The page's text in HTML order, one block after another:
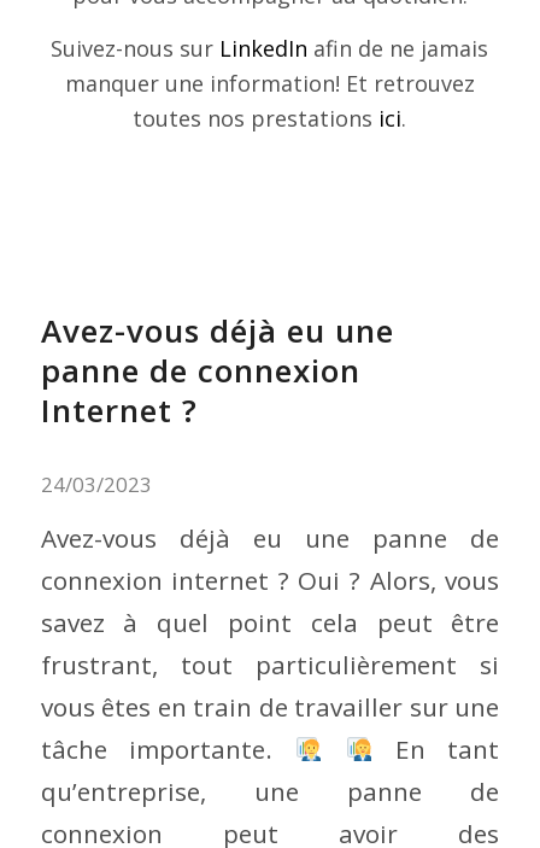
Suivez-nous sur LinkedIn afin de ne jamais
manquer une information! Et retrouvez
toutes nos prestations ici.
Avez-vous déjà eu une
panne de connexion
Internet ?
24/03/2023
Avez-vous déjà eu une panne de
connexion internet ? Oui ? Alors, vous
savez à quel point cela peut être
frustrant, tout particulièrement si
vous êtes en train de travailler sur une
tâche importante.
En tant
qu’entreprise, une panne de
connexion peut avoir des